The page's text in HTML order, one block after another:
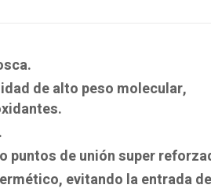
de alto peso molecular,
puntos de unión super
evitando la entrada